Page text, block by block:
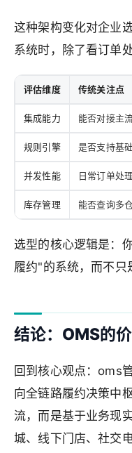
这种架构变化对企业
系统时，除了看订单
评估维度 传统关注点
集成能力 能否对接主
规则引擎 是否支持基
并发性能 日常订单处
库存管理 能否查询多
选型的核心逻辑是：
履约"的系统，而不只
结论：OMS的
回到核心观点：oms
向全链路履约决策中
流，而是基于业务现
城、线下门店、社交